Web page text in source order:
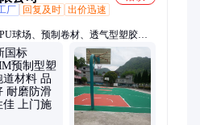
厂 回复及时 出价迅速
球场、预制卷材、透气型塑胶跑
坪、丙烯酸涂料、悬浮地板